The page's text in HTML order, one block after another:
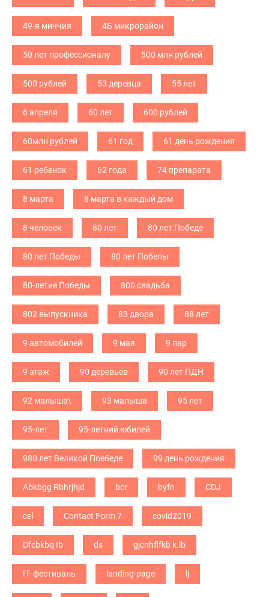
49-я миччия 4Б микрорайон
50 лет профессионалу 500 млн рублей
500 рублей 53 деревца 55 лет
6 апреля 60 лет 600 рублей
60млн рублей 61 год 61 день рождения
61 ребенок 62 года 74 препарата
8 марта 8 марта в каждый дом
8 человек 80 лет 80 лет Победе
80 лет Победы 80 лет Побелы
80-летие Победы 800 свадьба
802 выпускника 83 двора 88 лет
9 автомобилей 9 мая 9 пар
9 этаж 90 деревьев 90 лет ПДН
92 малыша\ 93 малыша 95 лет
95-лет 95-летний юбилей
980 лет Великой Поебеде 99 день рождения
Abkbgg Rbhrjhjd bcr byfn CDJ
cel Contact Form 7 covid2019
Dfcbkbq Ib ds gjcnhflfkb k.lb
IT- фестиваль landing-page lj